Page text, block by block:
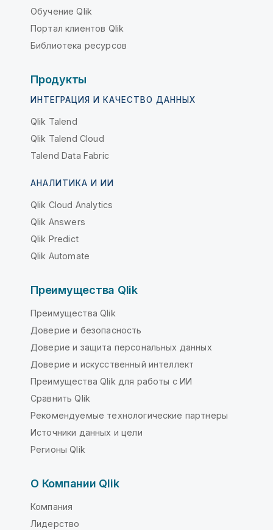
Обучение Qlik
Портал клиентов Qlik
Библиотека ресурсов
Продукты
ИНТЕГРАЦИЯ И КАЧЕСТВО ДАННЫХ
Qlik Talend
Qlik Talend Cloud
Talend Data Fabric
АНАЛИТИКА И ИИ
Qlik Cloud Analytics
Qlik Answers
Qlik Predict
Qlik Automate
Преимущества Qlik
Преимущества Qlik
Доверие и безопасность
Доверие и защита персональных данных
Доверие и искусственный интеллект
Преимущества Qlik для работы с ИИ
Сравнить Qlik
Рекомендуемые технологические партнеры
Источники данных и цели
Регионы Qlik
О Компании Qlik
Компания
Лидерство